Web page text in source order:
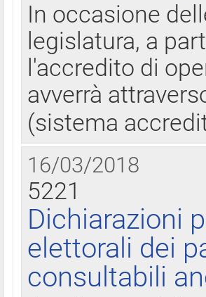
In occasione
legislatura, a
l'accredito di
avverrà
(sistema
16/03/2018
5221
Dichiarazioni
elettorali dei
consultabili